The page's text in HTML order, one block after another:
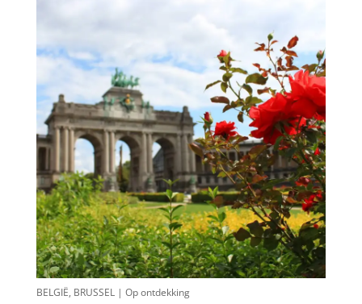
BELGIË, BRUSSEL | Op ontdekking